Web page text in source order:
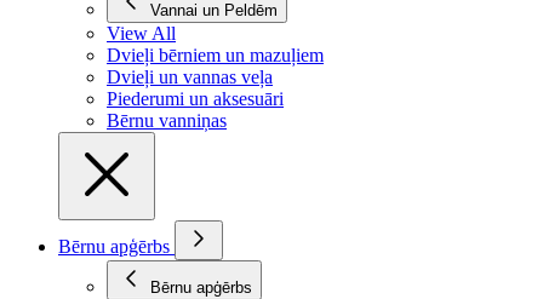
Vannai un Peldēm
View All
Dvieļi bērniem un mazuļiem
Dvieļi un vannas veļa
Piederumi un aksesuāri
Bērnu vanniņas
Bērnu apģērbs
Bērnu apģērbs